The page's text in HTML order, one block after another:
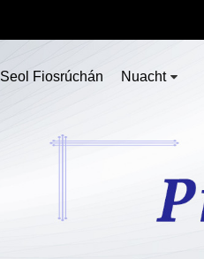
Seol Fiosrúchán Nuacht